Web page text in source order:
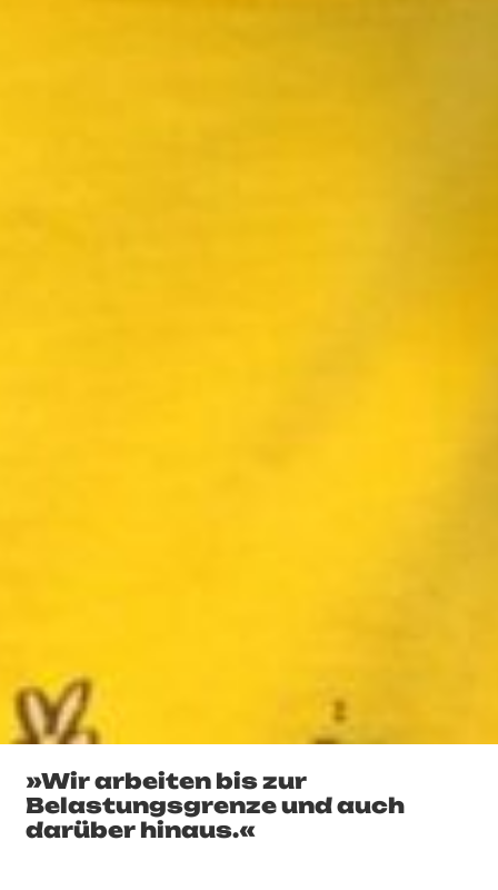
»Wir arbeiten bis zur
Belastungsgrenze und auch
darüber hinaus.«